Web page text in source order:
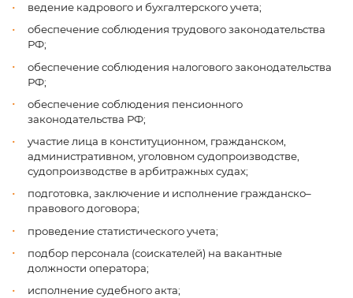
ведение кадрового и бухгалтерского учета;
обеспечение соблюдения трудового законодательства
РФ;
обеспечение соблюдения налогового законодательства
РФ;
обеспечение соблюдения пенсионного
законодательства РФ;
участие лица в конституционном, гражданском,
административном, уголовном судопроизводстве,
судопроизводстве в арбитражных судах;
подготовка, заключение и исполнение гражданско–
правового договора;
проведение статистического учета;
подбор персонала (соискателей) на вакантные
должности оператора;
исполнение судебного акта;